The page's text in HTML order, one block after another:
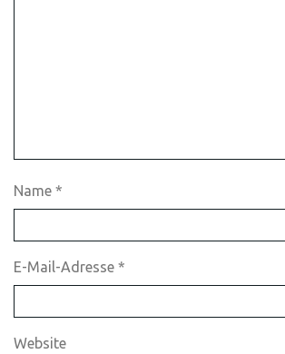
Name *
E-Mail-Adresse *
Website